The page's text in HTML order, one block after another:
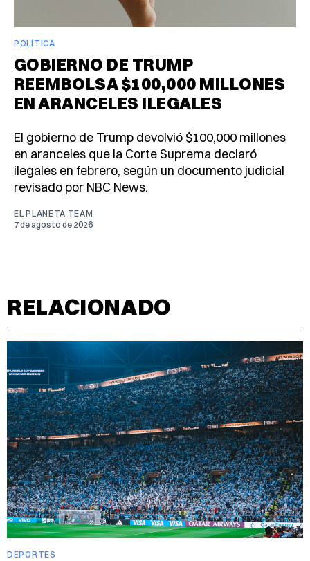
POLÍTICA
GOBIERNO DE TRUMP
REEMBOLSA $100,000 MILLONES
EN ARANCELES ILEGALES
El gobierno de Trump devolvió $100,000 millones
en aranceles que la Corte Suprema declaró
ilegales en febrero, según un documento judicial
revisado por NBC News.
EL PLANETA TEAM
7 de agosto de 2026
RELACIONADO
DEPORTES